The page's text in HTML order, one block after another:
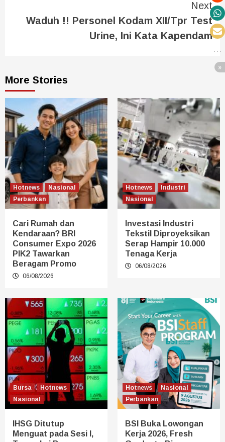
Next
Waduh !! Personel Kodam XII/Tpr Test
Urine, Ini Kata Kapendam
More Stories
Hotnews
Nasional
Perbankan
Cari Rumah dan
Kendaraan? BRI
Consumer Expo 2026
PIK2 Tawarkan
Beragam Promo
06/08/2026
Hotnews
Industri
Nasional
Investasi Industri
Tekstil Diproyeksikan
Serap Hampir 10.000
Tenaga Kerja
06/08/2026
Bursa
Hotnews
Nasional
IHSG Ditutup
Menguat pada Sesi I,
Hotnews
Nasional
Perbankan
BSI Buka Lowongan
Kerja 2026, Fresh